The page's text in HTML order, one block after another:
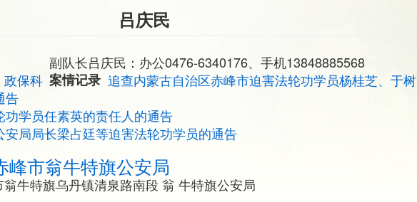
吕庆民
政保科
副队长吕庆民：办公0476-6340176、手机13848885568
案情记录 追查内蒙古自治区赤峰市迫害法轮功学员杨桂芝、于树
告
学员任素英的责任人的通告
局局长梁占廷等迫害法轮功学员的通告
峰市翁牛特旗公安局
牛特旗乌丹镇清泉路南段 翁 牛特旗公安局